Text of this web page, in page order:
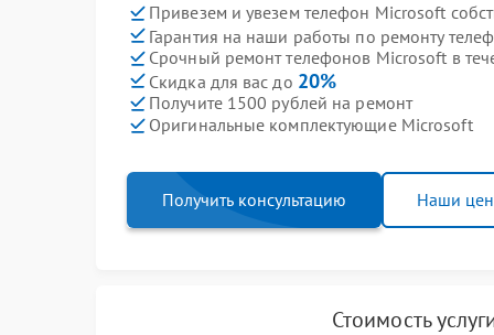
Привезем и увезем телефон Microsoft
Гарантия на наши работы по ремонту
Срочный ремонт телефонов Microsoft в
Скидка для вас до 20%
Получите 1500 рублей на ремонт
Оригинальные комплектующие Microsoft
Получить консультацию Наши
Стоимость